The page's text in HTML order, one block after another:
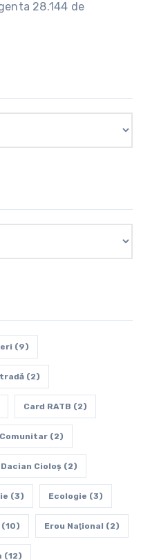
28.144 de
(9)
(2)
Card RATB (2)
(2)
Dacian Cioloș(2)
(3) Ecologie (3)
(10) Erou Naţional (2)
(12)